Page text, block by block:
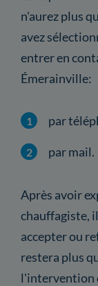
n'aurez plus
avez
entrer en
Émerainville:
par
par mail.
Après avoir
chauffagiste,
accepter ou
restera plus
l'intervention